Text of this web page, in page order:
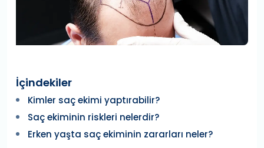
İçindekiler
Kimler saç ekimi yaptırabilir?
Saç ekiminin riskleri nelerdir?
Erken yaşta saç ekiminin zararları neler?